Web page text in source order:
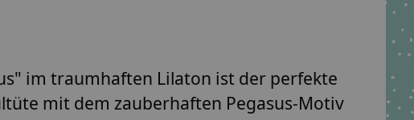
im traumhaften Lilaton ist der perfekte
mit dem zauberhaften Pegasus-Motiv